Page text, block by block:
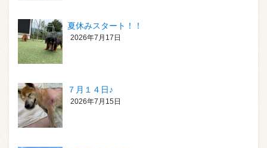
夏休みスタート！！
2026年7月17日
７月１４日♪
2026年7月15日